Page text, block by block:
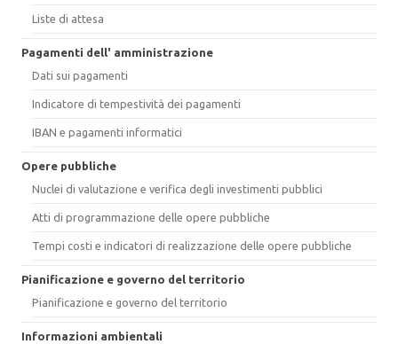
Liste di attesa
Pagamenti dell' amministrazione
Dati sui pagamenti
Indicatore di tempestività dei pagamenti
IBAN e pagamenti informatici
Opere pubbliche
Nuclei di valutazione e verifica degli investimenti pubblici
Atti di programmazione delle opere pubbliche
Tempi costi e indicatori di realizzazione delle opere pubbliche
Pianificazione e governo del territorio
Pianificazione e governo del territorio
Informazioni ambientali